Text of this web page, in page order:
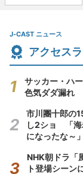
J-CAST ニュース
アクセス
サッカー・ハ
色気ダダ漏れ
市川團十郎の
し2ショ 「海
になったな～」
NHK朝ドラ「
ト登場シー